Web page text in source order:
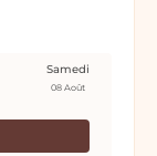
Samedi
08 Août